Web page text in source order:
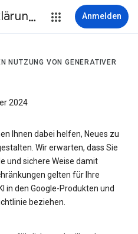
Datenschutzerklärung & Nutzungsbedingungen Anmelden
NUTZUNG VON GENERATIVER
2024
Ihnen dabei helfen, Neues zu
Wir erwarten, dass Sie
und sichere Weise damit
gelten für Ihre
in den Google-Produkten und
beziehen.